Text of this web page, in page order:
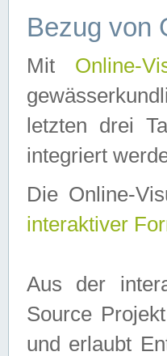
Bezug von
Mit Online-
letzten drei
integriert
Die Online-
interaktiver
Aus der
Source Projekt
und erlaubt